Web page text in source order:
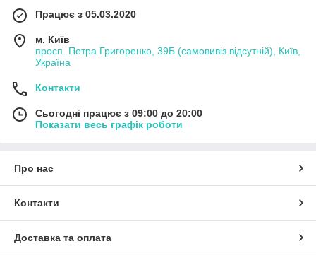
Працює з 05.03.2020
м. Київ
просп. Петра Григоренко, 39Б (самовивіз відсутній), Київ,
Україна
Контакти
Сьогодні працює з 09:00 до 20:00
Показати весь графік роботи
Про нас
Контакти
Доставка та оплата